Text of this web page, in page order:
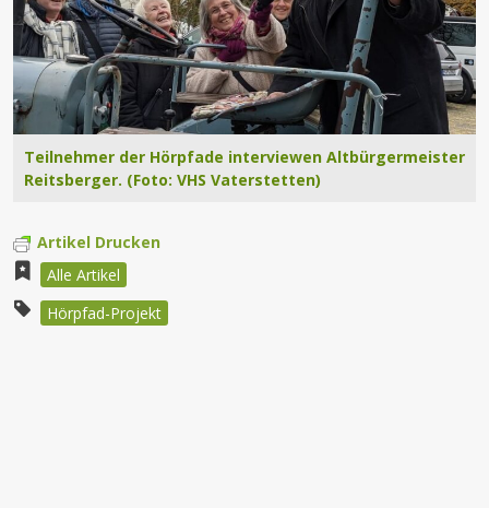
Teilnehmer der Hörpfade interviewen Altbürgermeister
Reitsberger. (Foto: VHS Vaterstetten)
Artikel Drucken
Alle Artikel
Hörpfad-Projekt